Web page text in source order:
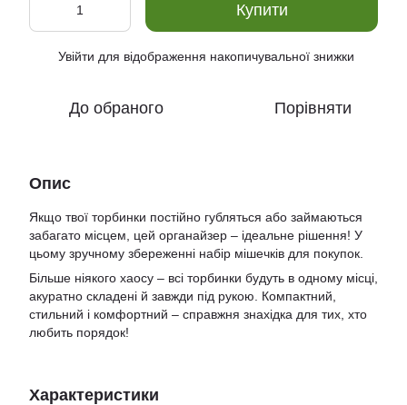
Купити
Увійти для відображення накопичувальної знижки
До обраного Порівняти
Опис
Якщо твої торбинки постійно губляться або займаються
забагато місцем, цей органайзер – ідеальне рішення! У
цьому зручному збереженні набір мішечків для покупок.
Більше ніякого хаосу – всі торбинки будуть в одному місці,
акуратно складені й завжди під рукою. Компактний,
стильний і комфортний – справжня знахідка для тих, хто
любить порядок!
Характеристики